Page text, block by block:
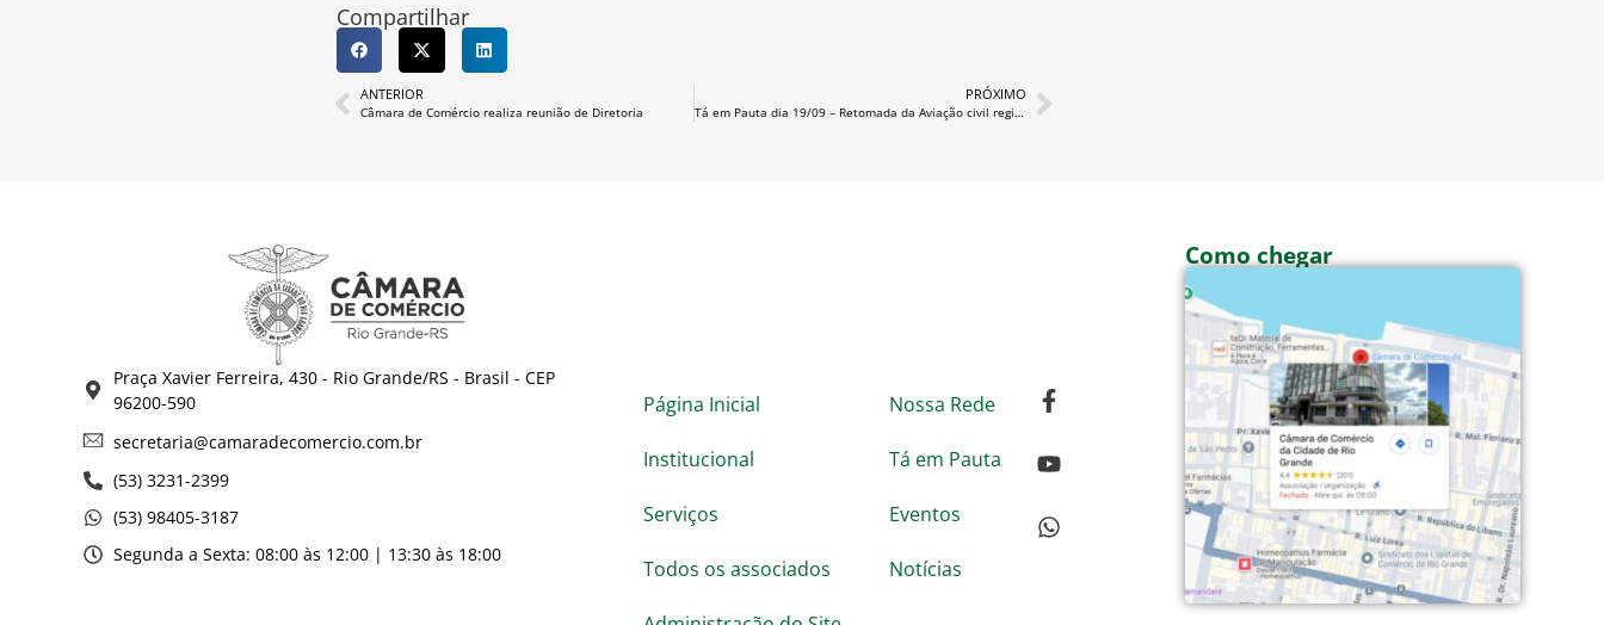
Compartilhar
ANTERIOR
Câmara de Comércio realiza reunião de Diretoria
PRÓXIMO
Tá em Pauta dia 19/09 – Retomada da Aviação civil regional de RG
Praça Xavier Ferreira, 430 - Rio Grande/RS - Brasil - CEP
96200-590
secretaria@camaradecomercio.com.br
(53) 3231-2399
(53) 98405-3187
Segunda a Sexta: 08:00 às 12:00 | 13:30 às 18:00
Página Inicial
Institucional
Serviços
Todos os associados
Nossa Rede
Tá em Pauta
Eventos
Notícias
Como chegar